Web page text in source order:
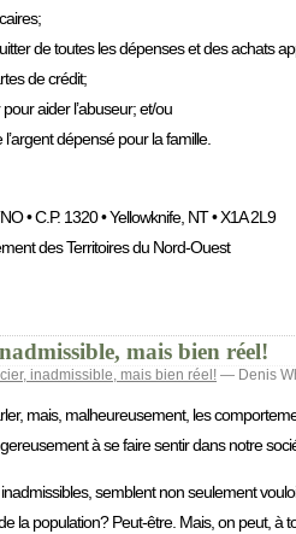
de toutes les dépenses et des achats
de crédit;
aider l’abuseur; et/ou
dépensé pour la famille.
• C.P. 1320 • Yellowknife, NT • X1A 2L9
des Territoires du Nord-Ouest
mais bien réel!
inadmissible, mais bien réel! — Denis
mais, malheureusement, les
à se faire sentir dans notre
semblent non seulement
la population? Peut-être. Mais, on peut,